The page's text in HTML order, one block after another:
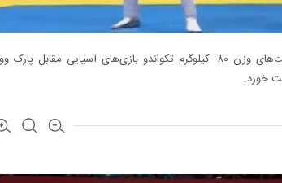
مهران برخورداری در نیمه‌نهایی رقابت‌های وزن ۸۰- کیلوگرم تکواندو بازی‌های آسیایی مقابل پارک